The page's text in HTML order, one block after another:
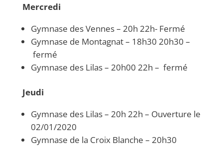
Mercredi
Gymnase des Vennes – 20h 22h- Fermé
Gymnase de Montagnat – 18h30 20h30 –
fermé
Gymnase des Lilas – 20h00 22h – fermé
Jeudi
Gymnase des Lilas – 20h 22h – Ouverture le
02/01/2020
Gymnase de la Croix Blanche – 20h30